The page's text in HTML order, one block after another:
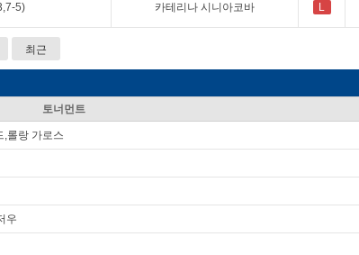
5) 카테리나 시니아코바 L
최근
토너먼트
롤랑 가로스
우